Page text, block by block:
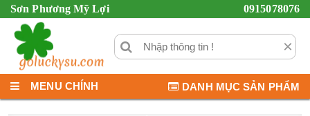
Sơn Phương Mỹ Lợi 0915078076
×
MENU CHÍNH DANH MỤC SẢN PHẨM